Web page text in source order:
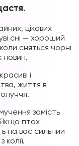
цікавих
сні — хороший
сняться чорні
новин.
і
життя в
замість
Якщо птах
на вас сильний